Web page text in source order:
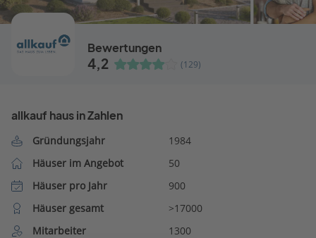
Bewertungen
4,2 (129)
allkauf haus in Zahlen
Gründungsjahr
1984
Häuser im Angebot
50
Häuser pro Jahr
900
Häuser gesamt
>17000
Mitarbeiter
1300